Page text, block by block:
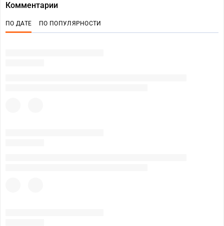
Комментарии
ПО ДАТЕ ПО ПОПУЛЯРНОСТИ